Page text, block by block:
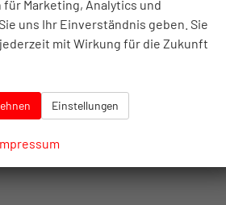
Kilometerstand 10 km
l/100km
km
Marketing, Analytics und
uns Ihr Einverständnis geben. Sie
mit Wirkung für die Zukunft
Einstellungen